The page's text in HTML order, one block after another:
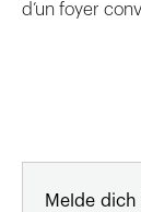
d’un foyer
Melde